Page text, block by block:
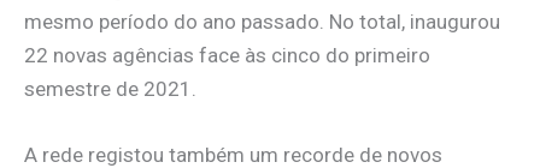
mesmo período do ano passado. No total, inaugurou
22 novas agências face às cinco do primeiro
semestre de 2021.
A rede registou também um recorde de novos